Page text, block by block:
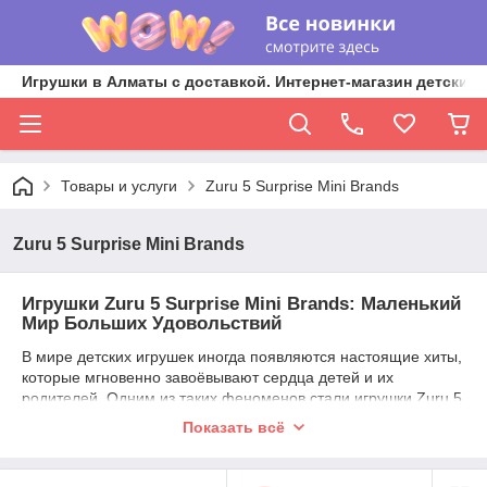
Игрушки в Алматы с доставкой. Интернет-магазин
Товары и услуги Zuru 5 Surprise Mini Brands
Zuru 5 Surprise Mini Brands
Игрушки Zuru 5 Surprise Mini Brands: Маленький
Мир Больших Удовольствий
В мире детских игрушек иногда появляются настоящие хиты,
которые мгновенно завоёвывают сердца детей и их
родителей. Одним из таких феноменов стали игрушки Zuru 5
Surprise Mini Brands. Эти крошечные реплики настоящих
Показать всё